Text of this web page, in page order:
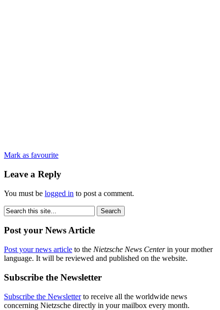
Mark as favourite
Leave a Reply
You must be logged in to post a comment.
Post your News Article
Post your news article to the Nietzsche News Centerin your mother
language. It will be reviewed and published on the website.
Subscribe the Newsletter
Subscribe the Newsletterto receive all the worldwide news
concerning Nietzsche directly in your mailbox every month.